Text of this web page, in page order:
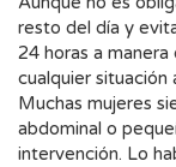
resto del día y
24 horas a
cualquier situación
Muchas mujeres
abdominal o
intervención. Lo